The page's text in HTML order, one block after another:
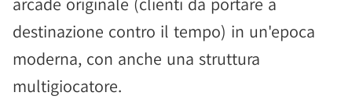
destinazione contro il tempo) in un'epoca
moderna, con anche una struttura
multigiocatore.